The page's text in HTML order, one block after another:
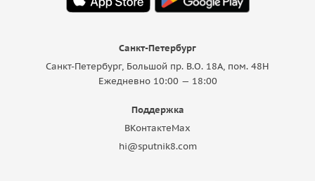
Санкт-Петербург
Санкт-Петербург, Большой пр. В.О. 18A, пом. 48Н
Ежедневно 10:00 — 18:00
Поддержка
ВКонтактеMax
hi@sputnik8.com